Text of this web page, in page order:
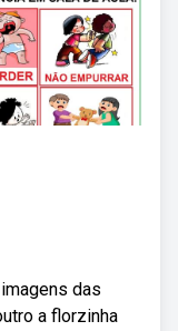
das
a florzinha